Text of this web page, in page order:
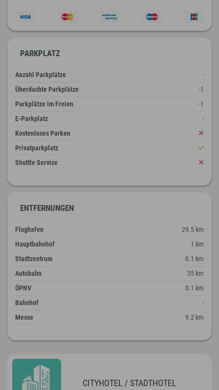
PARKPLATZ
Anzahl Parkplätze
-
Überdachte Parkplätze
-1
Parkplätze im Freien
-1
E-Parkplatz
-
Kostenloses Parken
Privatparkplatz
Shuttle Service
ENTFERNUNGEN
Flughafen
29.5 km
Hauptbahnhof
1 km
Stadtzentrum
0.1 km
Autobahn
35 km
ÖPNV
0.1 km
Bahnhof
-
Messe
9.2 km
CITYHOTEL / STADTHOTEL